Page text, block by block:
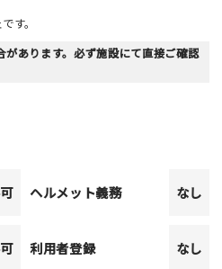
す。
あります。必ず施設にて直接ご確認
ヘルメット義務 なし
利用者登録 なし